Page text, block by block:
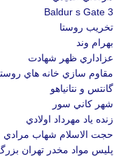
Baldur s Gate 3
تخريب روستا
بهرام وند
عزاداري ظهر شهادت
مقاوم سازي خانه هاي
گانتس و نتانياهو
شهر كاني سور
زنده ياد مهرداد اولادي
حجت الاسلام شهاب مرادي
پليس مواد مخدر تهران